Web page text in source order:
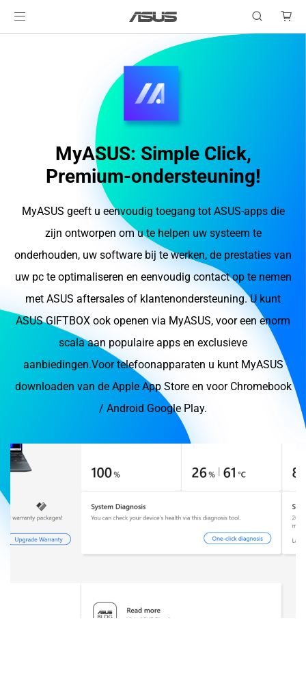
MyASUS: Simple Click,
Premium-ondersteuning!
MyASUS geeft u eenvoudig toegang tot ASUS-apps die
zijn ontworpen om u te helpen uw systeem te
onderhouden, uw software bij te werken, de prestaties van
uw pc te optimaliseren en eenvoudig contact op te nemen
met ASUS aftersales of klantenondersteuning. U kunt
ASUS GIFTBOX ook openen via MyASUS, voor een enorm
scala aan populaire apps en exclusieve
aanbiedingen.Voor telefoonapparaten u kunt MyASUS
downloaden van de Apple App Store en voor Chromebook
/ Android Google Play.